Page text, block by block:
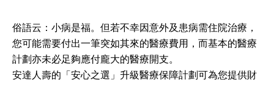
俗語云：小病是福。但若不幸因意外及患病需住院治療，
您可能需要付出一筆突如其來的醫療費用，而基本的醫療
計劃亦未必足夠應付龐大的醫療開支。
安達人壽的「安心之選」升級醫療保障計劃可為您提供財